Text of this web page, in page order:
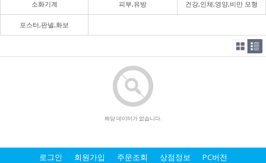
소화기계 피부,유방 건강,인체,영양,비만 모형
포스터,판넬,화보
해당 데이터가 없습니다.
로그인 회원가입 주문조회 상점정보 PC버전